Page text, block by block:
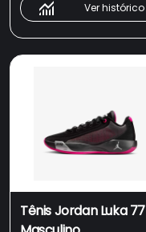
Ver histórico
Tênis Jordan Luka 77